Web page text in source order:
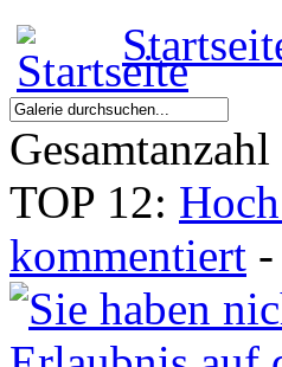
TOP 12:
kommentiert -